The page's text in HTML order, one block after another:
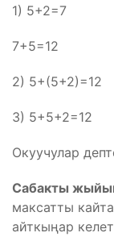
1) 5+2=7
7+5=12
2) 5+(5+2)=12
3) 5+5+2=12
Окуучулар
Сабакты
максатты
айткыңар